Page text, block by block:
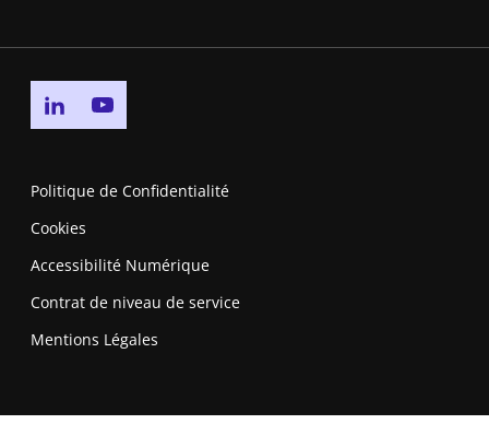
Go to linkedin page
Politique de Confidentialité
Cookies
Accessibilité Numérique
Contrat de niveau de service
Mentions Légales